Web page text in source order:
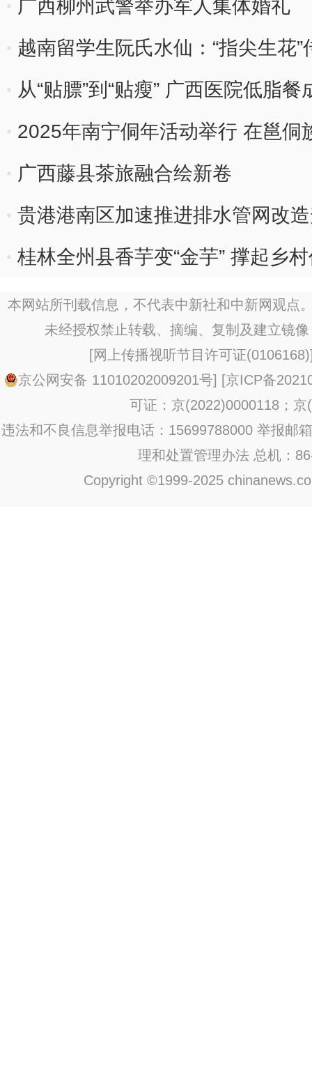
广西柳州武警举办军人集体婚礼
越南留学生阮氏水仙：“指尖生花
从“贴膘”到“贴瘦” 广西医院低脂餐
2025年南宁侗年活动举行 在邕侗
广西藤县茶旅融合绘新卷
贵港港南区加速推进排水管网改
桂林全州县香芋变“金芋” 撑起乡
本网站所刊载信息，不代表中新社和中新网观点
未经授权禁止转载、摘编、复制及建立镜
[网上传播视听节目许可证(0106168)
京公网安备 11010202009201号] [京ICP备
可证：京(2022)0000118；京
违法和不良信息举报电话：15699788000 举报邮
理和处置管理办法 总机：
Copyright ©1999-2025